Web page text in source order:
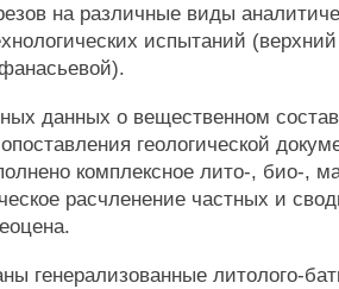
на различные виды
испытаний
данных о вещественном
геологической
комплексное лито-, био-,
расчленение частных и
генерализованные литолого-